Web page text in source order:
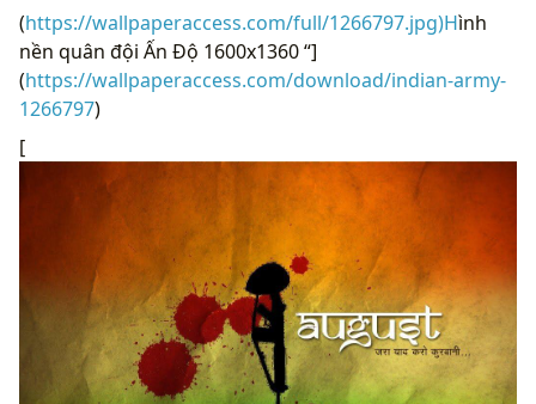
(https://wallpaperaccess.com/full/1266797.jpg)Hình
nền quân đội Ấn Độ 1600x1360 “]
(https://wallpaperaccess.com/download/indian-army-
1266797)
[